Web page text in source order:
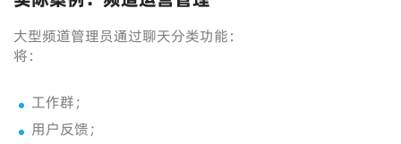
大型频道管理员通过聊天分类功能：
将：
工作群；
用户反馈；